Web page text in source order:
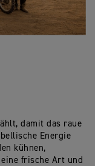
damit das raue
Energie
kühnen,
frische Art und